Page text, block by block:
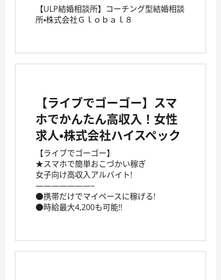
【ULP結婚相談所】コーチング型結婚相談
所・株式会社Ｇｌｏｂａｌ８
【ライブでゴーゴー】スマ
ホでかんたん高収入！女性
求人・株式会社ハイスペック
【ライブでゴーゴー】
★スマホで簡単おこづかい稼ぎ
女子向け高収入アルバイト!
———————–
●携帯だけでマイペースに稼げる!
●時給最大4,200も可能!!